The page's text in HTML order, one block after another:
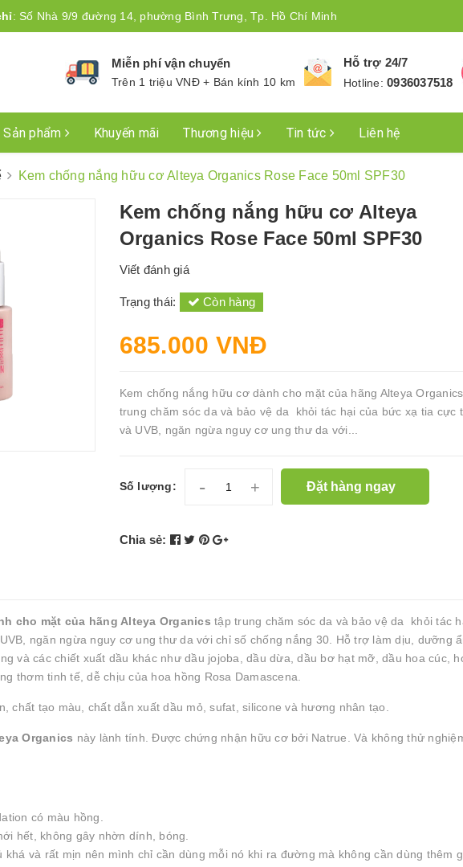
: Số Nhà 9/9 đường 14, phường Bình Trưng, Tp. Hồ Chí Minh
Miễn phí vận chuyển
Trên 1 triệu VNĐ + Bán kính 10 km
Hỗ trợ 24/7
Hotline:0936037518
Sản phẩm Khuyến mãi Thương hiệu Tin tức Liên hệ
Kem chống nắng hữu cơ Alteya Organics Rose Face 50ml SPF30
Kem chống nắng hữu cơ Alteya
Organics Rose Face 50ml SPF30
Viết đánh giá
Trạng thái: Còn hàng
685.000 VNĐ
Kem chống nắng hữu cơ dành cho mặt của hãng Alteya
trung chăm sóc da và bảo vệ da khỏi tác hại của bức xạ tia cực
và UVB, ngăn ngừa nguy cơ ung thư da với...
Số lượng: - + Đặt hàng ngay
Chia sẻ:
cho mặt của hãng Alteya Organics tập trung chăm sóc da và bảo vệ da khỏi tác
ngăn ngừa nguy cơ ung thư da với chỉ số chống nắng 30. Hỗ trợ làm dịu, dưỡng
và các chiết xuất dầu khác như dầu jojoba, dầu dừa, dầu bơ hạt mỡ, dầu hoa cúc,
thơm tinh tế, dễ chịu của hoa hồng Rosa Damascena.
chất tạo màu, chất dẫn xuất dầu mỏ, sufat, silicone và hương nhân tạo.
Organics này lành tính. Được chứng nhận hữu cơ bởi Natrue. Và không thử
có màu hồng.
hết, không gây nhờn dính, bóng.
và rất mịn nên mình chỉ cần dùng mỗi nó khi ra đường mà không cần dùng thêm